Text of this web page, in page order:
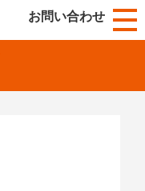
お問い合わせ